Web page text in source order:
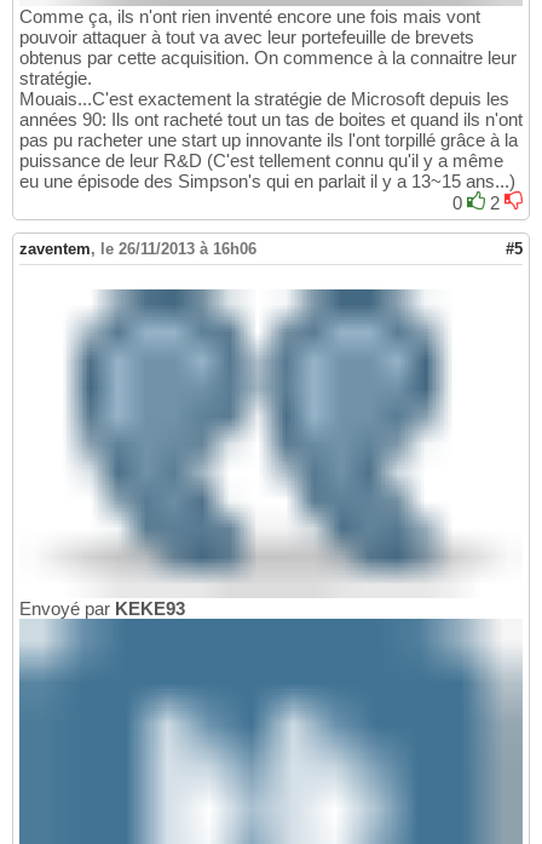
Comme ça, ils n'ont rien inventé encore une fois mais vont
pouvoir attaquer à tout va avec leur portefeuille de brevets
obtenus par cette acquisition. On commence à la connaitre leur
stratégie.
Mouais...C'est exactement la stratégie de Microsoft depuis les
années 90: Ils ont racheté tout un tas de boites et quand ils n'ont
pas pu racheter une start up innovante ils l'ont torpillé grâce à la
puissance de leur R&D (C'est tellement connu qu'il y a même
eu une épisode des Simpson's qui en parlait il y a 13~15 ans...)
0
2
zaventem, le 26/11/2013 à 16h06 #5
Envoyé par KEKE93